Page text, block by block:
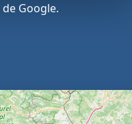
de Google.